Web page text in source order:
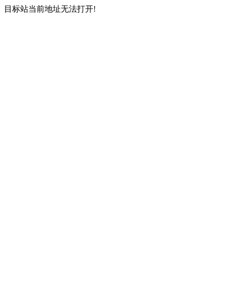
目标站当前地址无法打开!